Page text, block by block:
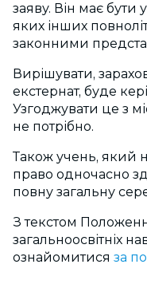
заяву. Він має бути
яких інших
законними
Вирішувати,
екстернат, буде
Узгоджувати це з
не потрібно.
Також учень, який
право одночасно
повну загальну
З текстом
загальноосвітніх
ознайомитися за